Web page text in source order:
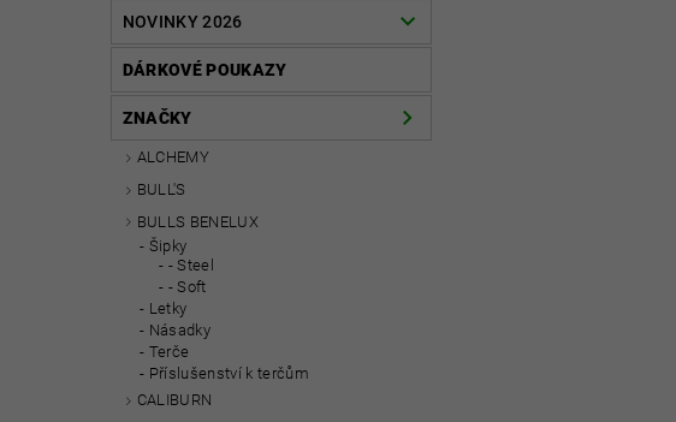
NOVINKY 2026
DÁRKOVÉ POUKAZY
ZNAČKY
ALCHEMY
BULL'S
BULLS BENELUX
Šipky
- Steel
- Soft
Letky
Násadky
Terče
Příslušenství k terčům
CALIBURN